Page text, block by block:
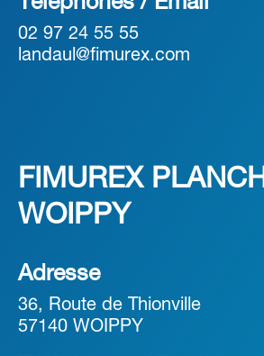
02 97 24 55 55
landaul@fimurex.com
FIMUREX
WOIPPY
Adresse
36, Route de Thionville
57140 WOIPPY